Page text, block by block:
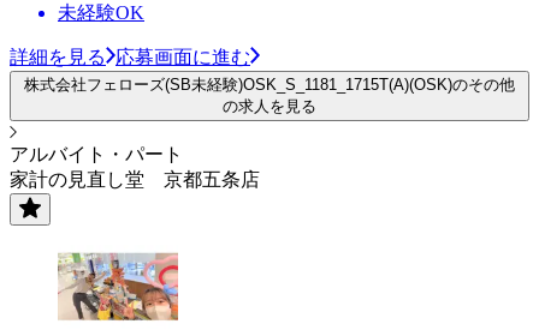
未経験OK
詳細を見る 応募画面に進む
株式会社フェローズ(SB未経験)OSK_S_1181_1715T(A)(OSK)のその他
の求人を見る
アルバイト・パート
家計の見直し堂 京都五条店